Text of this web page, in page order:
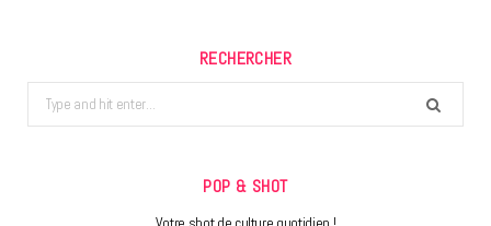
RECHERCHER
Search
for:
POP & SHOT